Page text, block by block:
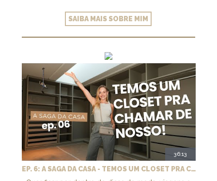
SAIBA MAIS SOBRE MIM
36:13
EP. 6: A SAGA DA CASA - TEMOS UM CLOSET PRA CHAMAR DE NOSSO + MARCENARIA E PAISAGISMO